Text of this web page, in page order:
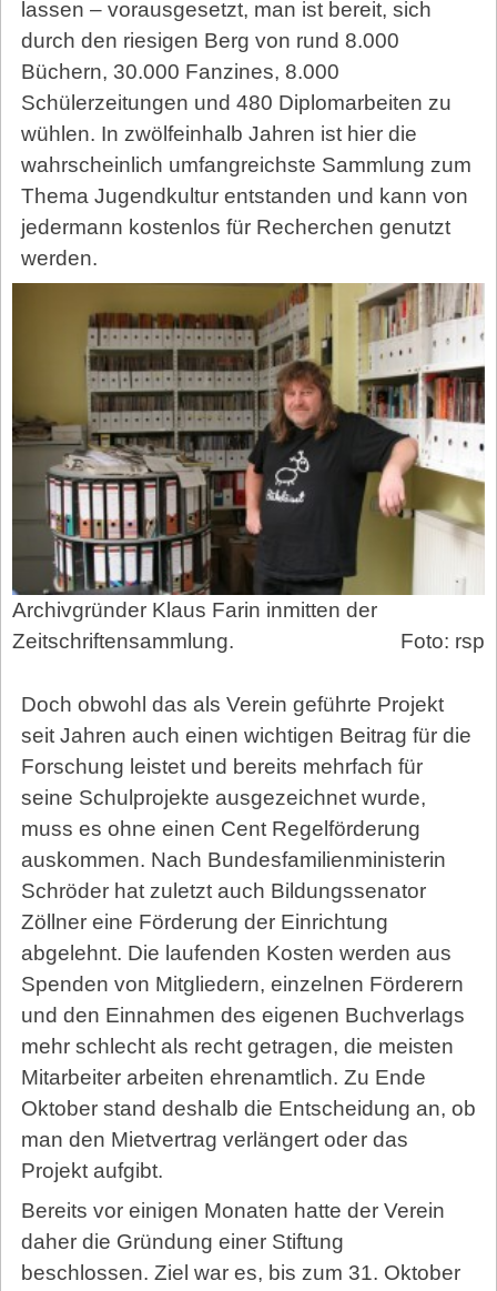
lassen – vorausgesetzt, man ist bereit, sich
durch den riesigen Berg von rund 8.000
Büchern, 30.000 Fanzines, 8.000
Schülerzeitungen und 480 Diplomarbeiten zu
wühlen. In zwölfeinhalb Jahren ist hier die
wahrscheinlich umfangreichste Sammlung zum
Thema Jugendkultur entstanden und kann von
jedermann kostenlos für Recherchen genutzt
werden.
Archivgründer Klaus Farin inmitten der
Zeitschriftensammlung.
Foto: rsp
Doch obwohl das als Verein geführte Projekt
seit Jahren auch einen wichtigen Beitrag für die
Forschung leistet und bereits mehrfach für
seine Schulprojekte ausgezeichnet wurde,
muss es ohne einen Cent Regelförderung
auskommen. Nach Bundesfamilienministerin
Schröder hat zuletzt auch Bildungssenator
Zöllner eine Förderung der Einrichtung
abgelehnt. Die laufenden Kosten werden aus
Spenden von Mitgliedern, einzelnen Förderern
und den Einnahmen des eigenen Buchverlags
mehr schlecht als recht getragen, die meisten
Mitarbeiter arbeiten ehrenamtlich. Zu Ende
Oktober stand deshalb die Entscheidung an, ob
man den Mietvertrag verlängert oder das
Projekt aufgibt.
Bereits vor einigen Monaten hatte der Verein
daher die Gründung einer Stiftung
beschlossen. Ziel war es, bis zum 31. Oktober